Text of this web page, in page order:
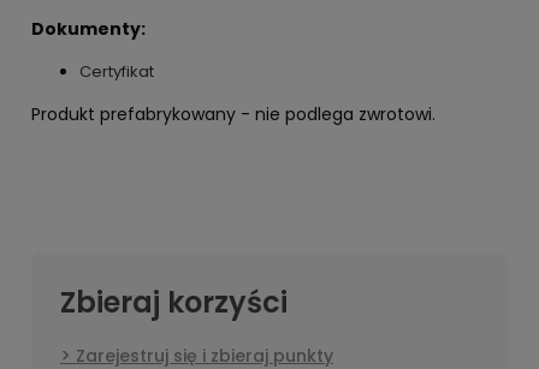
Dokumenty:
Certyfikat
Produkt prefabrykowany - nie podlega zwrotowi.
Zbieraj korzyści
Zarejestruj się i zbieraj punkty